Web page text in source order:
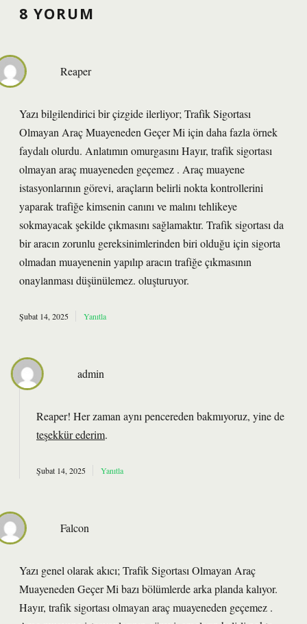
8 YORUM
Reaper
Yazı bilgilendirici bir çizgide ilerliyor; Trafik Sigortası
Olmayan Araç Muayeneden Geçer Mi için daha fazla örnek
faydalı olurdu. Anlatımın omurgasını Hayır, trafik sigortası
olmayan araç muayeneden geçemez . Araç muayene
istasyonlarının görevi, araçların belirli nokta kontrollerini
yaparak trafiğe kimsenin canını ve malını tehlikeye
sokmayacak şekilde çıkmasını sağlamaktır. Trafik sigortası da
bir aracın zorunlu gereksinimlerinden biri olduğu için sigorta
olmadan muayenenin yapılıp aracın trafiğe çıkmasının
onaylanması düşünülemez. oluşturuyor.
Şubat 14, 2025 Yanıtla
admin
Reaper! Her zaman aynı pencereden bakmıyoruz, yine de
teşekkür ederim.
Şubat 14, 2025 Yanıtla
Falcon
Yazı genel olarak akıcı; Trafik Sigortası Olmayan Araç
Muayeneden Geçer Mi bazı bölümlerde arka planda kalıyor.
Hayır, trafik sigortası olmayan araç muayeneden geçemez .